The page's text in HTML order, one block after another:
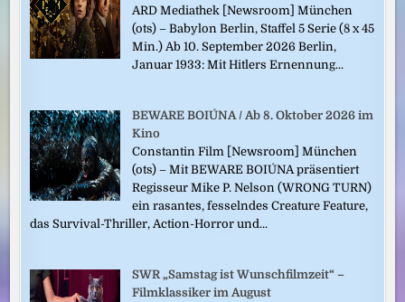
ARD Mediathek [Newsroom] München
(ots) – Babylon Berlin, Staffel 5 Serie (8 x 45
Min.) Ab 10. September 2026 Berlin,
Januar 1933: Mit Hitlers Ernennung...
BEWARE BOIÚNA / Ab 8. Oktober 2026 im
Kino
Constantin Film [Newsroom] München
(ots) – Mit BEWARE BOIÚNA präsentiert
Regisseur Mike P. Nelson (WRONG TURN)
ein rasantes, fesselndes Creature Feature,
das Survival-Thriller, Action-Horror und...
SWR „Samstag ist Wunschfilmzeit“ –
Filmklassiker im August